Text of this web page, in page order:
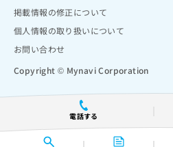
電話する
掲載情報の修正について
個人情報の取り扱いについて
お問い合わせ
Copyright © Mynavi Corporation